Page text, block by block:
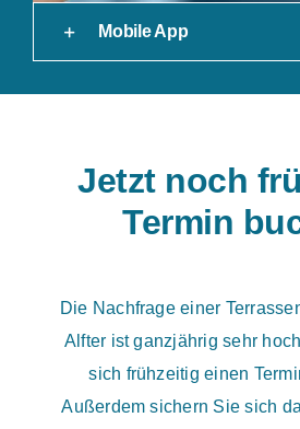
Mobile App
Jetzt noch
Termin
Die Nachfrage einer
Alfter ist ganzjährig sehr
sich frühzeitig einen
Außerdem sichern Sie sich